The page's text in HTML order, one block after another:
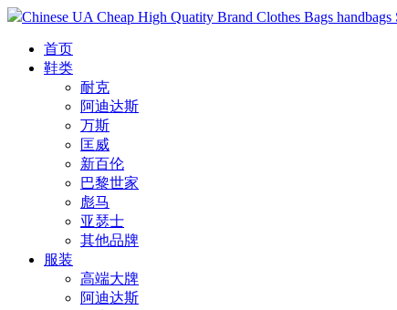
Chinese UA Cheap High Quatity Brand Clothes Bags
首页
鞋类
耐克
阿迪达斯
万斯
匡威
新百伦
巴黎世家
彪马
亚瑟士
其他品牌
服装
高端大牌
阿迪达斯